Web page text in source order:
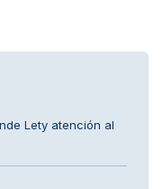
Lety atención al